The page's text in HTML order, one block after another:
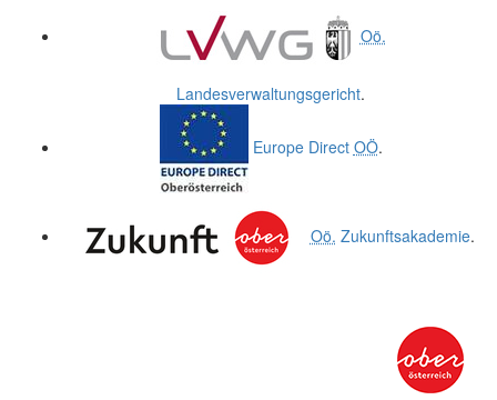
Oö.
Landesverwaltungsgericht.
Europe Direct OÖ.
Oö. Zukunftsakademie.